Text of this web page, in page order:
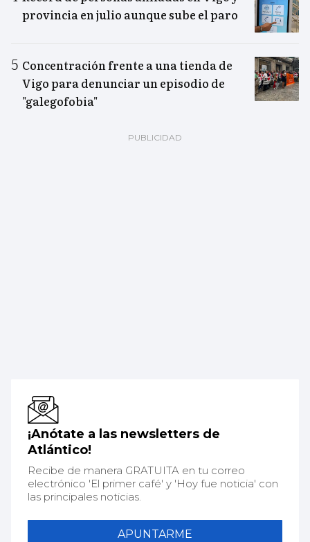
provincia en julio aunque sube el paro
Concentración frente a una tienda de
Vigo para denunciar un episodio de
"galegofobia"
¡Anótate a las newsletters de
Atlántico!
Recibe de manera GRATUITA en tu correo
electrónico 'El primer café' y 'Hoy fue noticia' con
las principales noticias.
APUNTARME